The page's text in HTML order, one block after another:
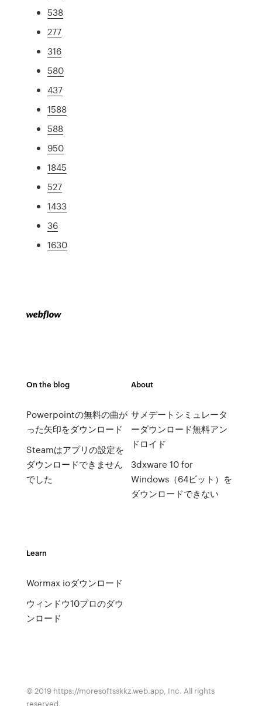
538
277
316
580
437
1588
588
950
1845
527
1433
36
1630
On the blog
Powerpointの無料の曲が
った矢印をダウンロード
Steamはアプリの設定を
ダウンロードできません
でした
About
サメデートシミュレータ
ーダウンロード無料アン
ドロイド
3dxware 10 for
Windows（64ビット）を
ダウンロードできない
Learn
Wormax ioダウンロード
ウィンドウ10プロのダウ
ンロード
© 2019 https://moresoftsskkz.web.app, Inc. All rights
reserved.